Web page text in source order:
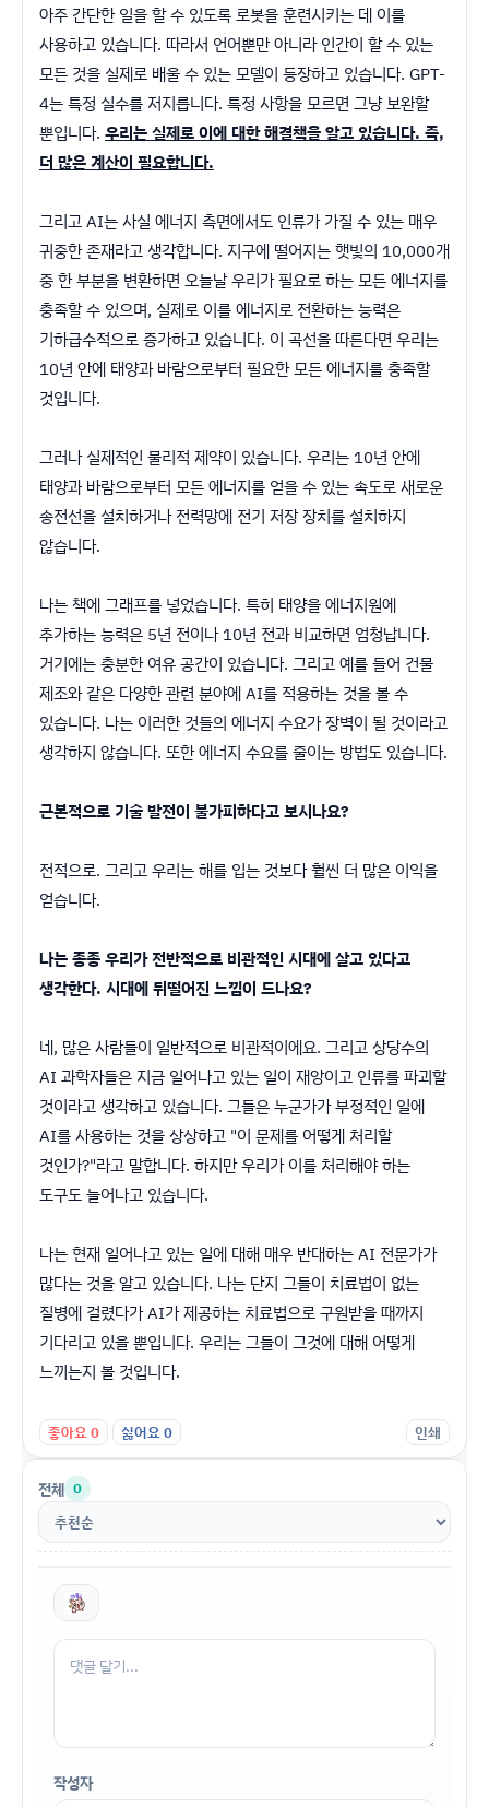
아주 간단한 일을 할 수 있도록 로봇을 훈련시키는 데 이를
사용하고 있습니다. 따라서 언어뿐만 아니라 인간이 할 수 있는
모든 것을 실제로 배울 수 있는 모델이 등장하고 있습니다. GPT-
4는 특정 실수를 저지릅니다. 특정 사항을 모르면 그냥 보완할
뿐입니다. 우리는 실제로 이에 대한 해결책을 알고 있습니다. 즉,
더 많은 계산이 필요합니다.
그리고 AI는 사실 에너지 측면에서도 인류가 가질 수 있는 매우
귀중한 존재라고 생각합니다. 지구에 떨어지는 햇빛의 10,000개
중 한 부분을 변환하면 오늘날 우리가 필요로 하는 모든 에너지를
충족할 수 있으며, 실제로 이를 에너지로 전환하는 능력은
기하급수적으로 증가하고 있습니다. 이 곡선을 따른다면 우리는
10년 안에 태양과 바람으로부터 필요한 모든 에너지를 충족할
것입니다.
그러나 실제적인 물리적 제약이 있습니다. 우리는 10년 안에
태양과 바람으로부터 모든 에너지를 얻을 수 있는 속도로 새로운
송전선을 설치하거나 전력망에 전기 저장 장치를 설치하지
않습니다.
나는 책에 그래프를 넣었습니다. 특히 태양을 에너지원에
추가하는 능력은 5년 전이나 10년 전과 비교하면 엄청납니다.
거기에는 충분한 여유 공간이 있습니다. 그리고 예를 들어 건물
제조와 같은 다양한 관련 분야에 AI를 적용하는 것을 볼 수
있습니다. 나는 이러한 것들의 에너지 수요가 장벽이 될 것이라고
생각하지 않습니다. 또한 에너지 수요를 줄이는 방법도 있습니다.
근본적으로 기술 발전이 불가피하다고 보시나요?
전적으로. 그리고 우리는 해를 입는 것보다 훨씬 더 많은 이익을
얻습니다.
나는 종종 우리가 전반적으로 비관적인 시대에 살고 있다고
생각한다. 시대에 뒤떨어진 느낌이 드나요?
네, 많은 사람들이 일반적으로 비관적이에요. 그리고 상당수의
AI 과학자들은 지금 일어나고 있는 일이 재앙이고 인류를 파괴할
것이라고 생각하고 있습니다. 그들은 누군가가 부정적인 일에
AI를 사용하는 것을 상상하고 "이 문제를 어떻게 처리할
것인가?"라고 말합니다. 하지만 우리가 이를 처리해야 하는
도구도 늘어나고 있습니다.
나는 현재 일어나고 있는 일에 대해 매우 반대하는 AI 전문가가
많다는 것을 알고 있습니다. 나는 단지 그들이 치료법이 없는
질병에 걸렸다가 AI가 제공하는 치료법으로 구원받을 때까지
기다리고 있을 뿐입니다. 우리는 그들이 그것에 대해 어떻게
느끼는지 볼 것입니다.
좋아요0 싫어요0 인쇄
전체 0
작성자